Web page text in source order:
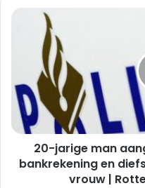
aangehouden
plunderen,
bankrekening
en
diefstal
sieraden
van
20-jarige man
bankrekening en
vrouw |